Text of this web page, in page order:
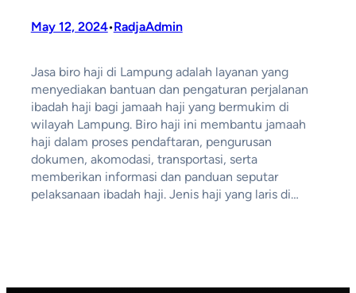
May 12, 2024•RadjaAdmin
Jasa biro haji di Lampung adalah layanan yang
menyediakan bantuan dan pengaturan perjalanan
ibadah haji bagi jamaah haji yang bermukim di
wilayah Lampung. Biro haji ini membantu jamaah
haji dalam proses pendaftaran, pengurusan
dokumen, akomodasi, transportasi, serta
memberikan informasi dan panduan seputar
pelaksanaan ibadah haji. Jenis haji yang laris di…